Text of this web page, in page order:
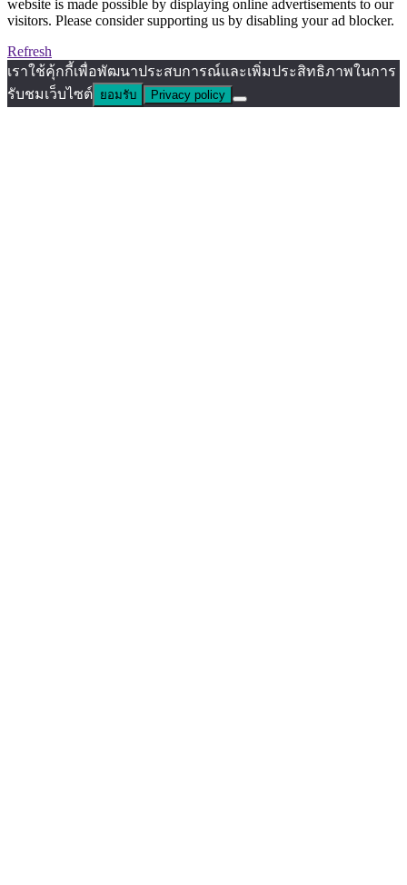
website is made possible by displaying online advertisements to our
visitors. Please consider supporting us by disabling your ad blocker.
Refresh
เราใช้คุ้กกี้เพื่อพัฒนาประสบการณ์และเพิ่มประสิทธิภาพในการ
รับชมเว็บไซต์ ยอมรับ Privacy policy